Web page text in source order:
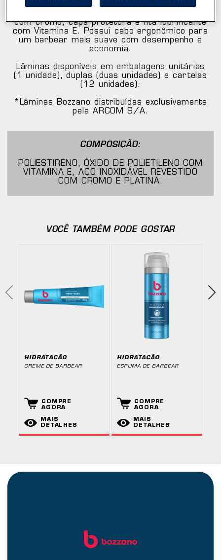
com cromo, capa protetora e fita lubrificante
com Vitamina E. Possui cabo ergonômico para
um barbear mais suave com desempenho e
economia.
Lâminas disponíveis em embalagens unitárias
(1 unidade), duplas (duas unidades) e cartelas
(12 unidades).
*Lâminas Bozzano distribuídas exclusivamente
pela ARCOM S/A.
COMPOSIÇÃO:
POLIESTIRENO, ÓXIDO DE POLIETILENO COM
VITAMINA E, AÇO INOXIDÁVEL REVESTIDO
COM CROMO E PLATINA.
VOCÊ TAMBÉM PODE GOSTAR
HIDRATAÇÃO
CREME DE BARBEAR
COMPRE
AGORA
MAIS
DETALHES
HIDRATAÇÃO
ESPUMA DE BARBEAR
COMPRE
AGORA
MAIS
DETALHES